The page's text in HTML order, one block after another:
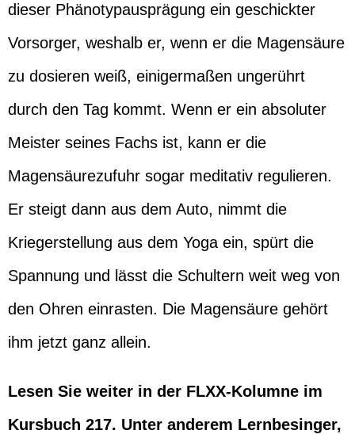
dieser Phänotypausprägung ein geschickter
Vorsorger, weshalb er, wenn er die Magensäure
zu dosieren weiß, einigermaßen ungerührt
durch den Tag kommt. Wenn er ein absoluter
Meister seines Fachs ist, kann er die
Magensäurezufuhr sogar meditativ regulieren.
Er steigt dann aus dem Auto, nimmt die
Kriegerstellung aus dem Yoga ein, spürt die
Spannung und lässt die Schultern weit weg von
den Ohren einrasten. Die Magensäure gehört
ihm jetzt ganz allein.
Lesen Sie weiter in der FLXX-Kolumne im
Kursbuch 217. Unter anderem Lernbesinger,